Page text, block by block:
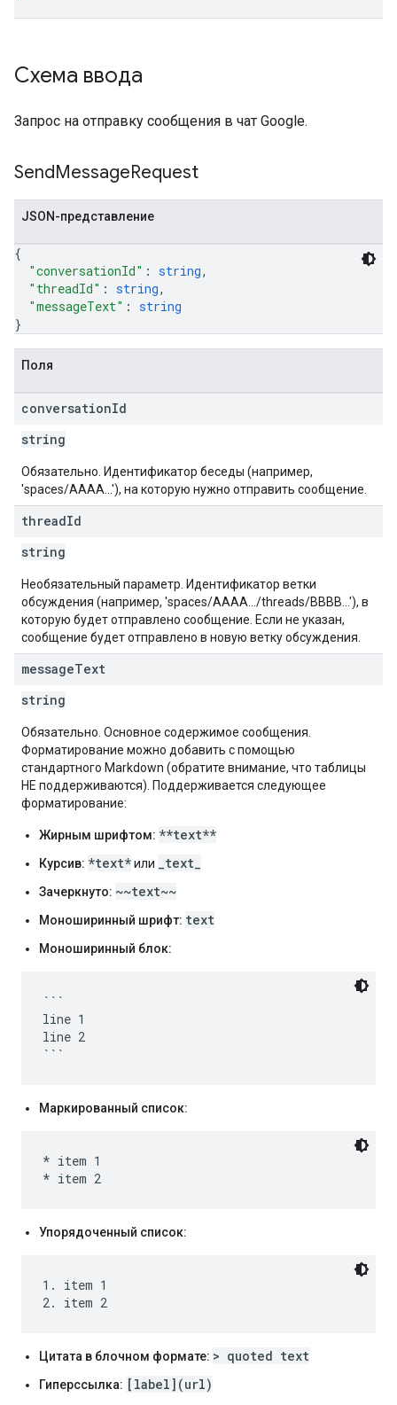
Схема ввода
Запрос на отправку сообщения в чат Google.
SendMessageRequest
JSON-представление
{
"conversationId" : string,
"threadId" : string,
"messageText" : string
}
Поля
conversationId
string
Обязательно. Идентификатор беседы (например,
'spaces/AAAA...'), на которую нужно отправить сообщение.
threadId
string
Необязательный параметр. Идентификатор ветки
обсуждения (например, 'spaces/AAAA.../threads/BBBB...'), в
которую будет отправлено сообщение. Если не указан,
сообщение будет отправлено в новую ветку обсуждения.
messageText
string
Обязательно. Основное содержимое сообщения.
Форматирование можно добавить с помощью
стандартного Markdown (обратите внимание, что таблицы
НЕ поддерживаются). Поддерживается следующее
форматирование:
Жирным шрифтом: **text**
Курсив: *text*или _text_
Зачеркнуто: ~~text~~
Моноширинный шрифт: text
Моноширинный блок:
```
line 1
line 2
Маркированный список:
* item 1
Упорядоченный список:
1. item 1
Цитата в блочном формате: > quoted text
Гиперссылка: [label](url)